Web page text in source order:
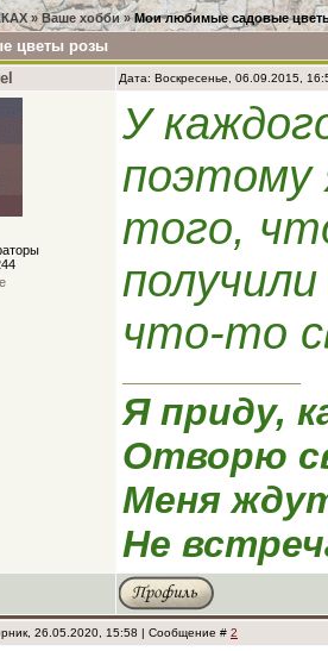
» Ваше хобби » Мои любимые садовые
цветы розы
Дата: Воскресенье, 06.09.2015,
У
поэтому
того,
что-то
Я приду,
Отворю
Меня
Не
26.05.2020, 15:58 | Сообщение # 2